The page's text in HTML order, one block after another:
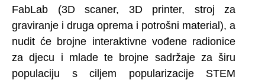
FabLab (3D scaner, 3D printer, stroj za
graviranje i druga oprema i potrošni material), a
nudit će brojne interaktivne vođene radionice
za djecu i mlade te brojne sadržaje za širu
populaciju s ciljem popularizacije STEM